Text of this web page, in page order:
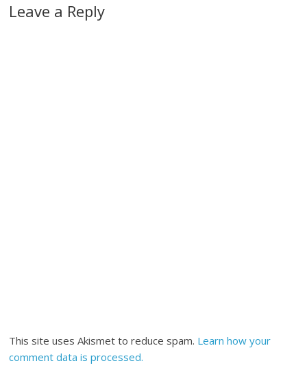
Leave a Reply
This site uses Akismet to reduce spam. Learn how your
comment data is processed.